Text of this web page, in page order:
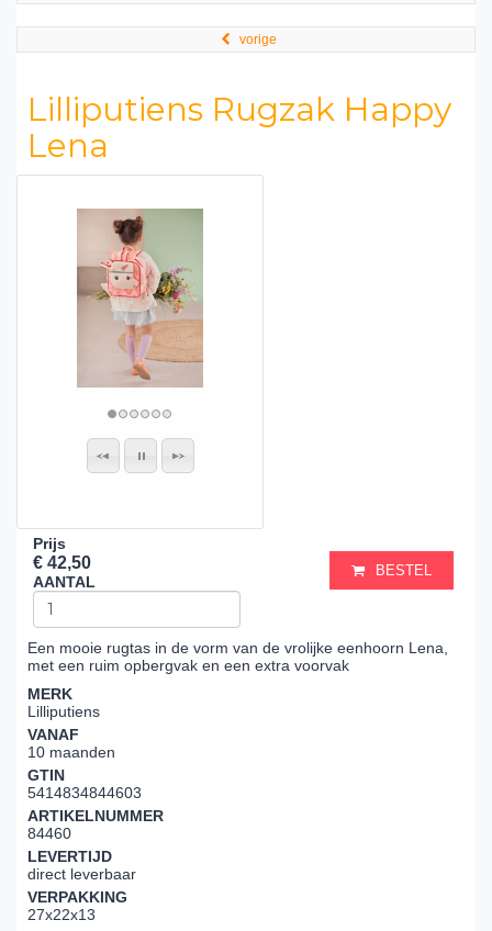
vorige
Lilliputiens Rugzak Happy
Lena
Prijs
€ 42,50
AANTAL
BESTEL
Een mooie rugtas in de vorm van de vrolijke eenhoorn Lena,
met een ruim opbergvak en een extra voorvak
MERK
Lilliputiens
VANAF
10 maanden
GTIN
5414834844603
ARTIKELNUMMER
84460
LEVERTIJD
direct leverbaar
VERPAKKING
27x22x13